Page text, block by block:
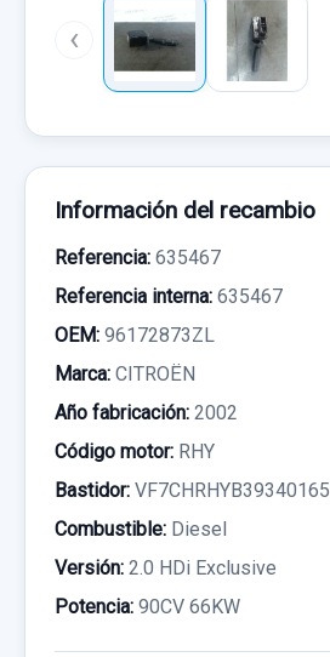
‹
Información del recambio
Referencia: 635467
Referencia interna: 635467
OEM: 96172873ZL
Marca: CITROËN
Año fabricación: 2002
Código motor: RHY
Bastidor: VF7CHRHYB39340165
Combustible: Diesel
Versión: 2.0 HDi Exclusive
Potencia: 90CV 66KW